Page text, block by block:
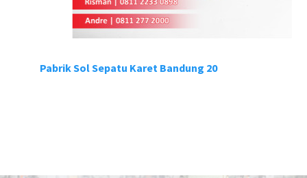
Pabrik Sol Sepatu Karet Bandung 20